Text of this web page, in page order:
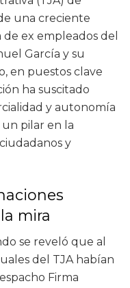
una creciente
ex empleados del
García y su
en puestos clave
ha suscitado
y autonomía
pilar en la
y
mira
se reveló que al
del TJA habían
Firma